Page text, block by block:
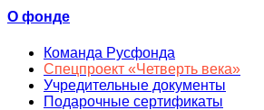
О фонде
Команда Русфонда
Спецпроект «Четверть века»
Учредительные документы
Подарочные сертификаты